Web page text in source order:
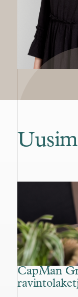
CapMan